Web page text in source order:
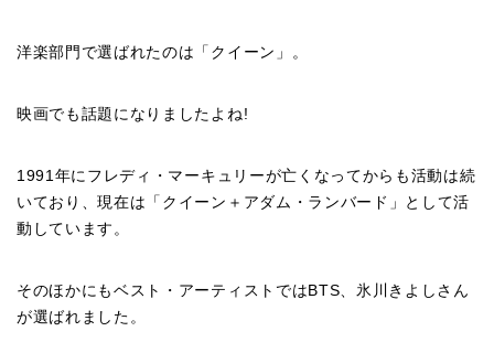
洋楽部門で選ばれたのは「クイーン」。
映画でも話題になりましたよね!
1991年にフレディ・マーキュリーが亡くなってからも活動は続
いており、現在は「クイーン＋アダム・ランバード」として活
動しています。
そのほかにもベスト・アーティストではBTS、氷川きよしさん
が選ばれました。